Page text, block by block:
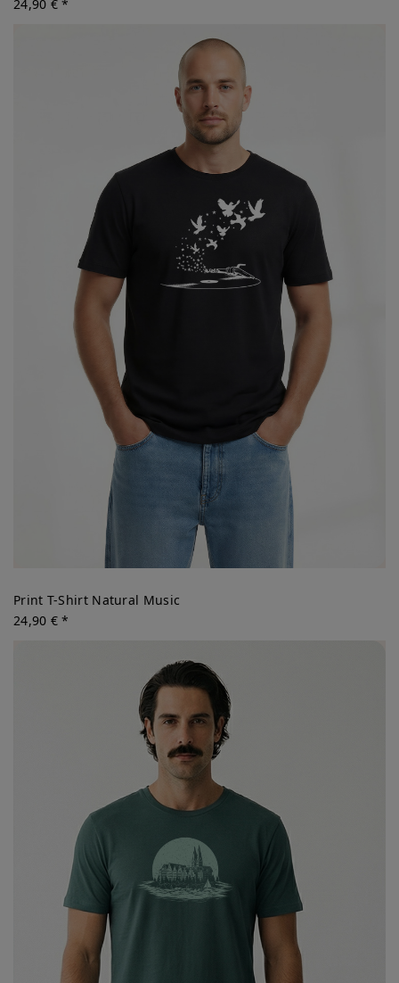
24,90 € *
Print T-Shirt Natural Music
24,90 € *